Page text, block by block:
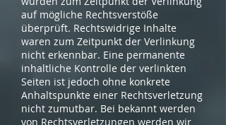
auf mögliche Rechtsverstöße
überprüft. Rechtswidrige Inhalte
waren zum Zeitpunkt der Verlinkung
nicht erkennbar. Eine permanente
inhaltliche Kontrolle der verlinkten
Seiten ist jedoch ohne konkrete
Anhaltspunkte einer Rechtsverletzung
nicht zumutbar. Bei bekannt werden
von Rechtsverletzungen werden wir